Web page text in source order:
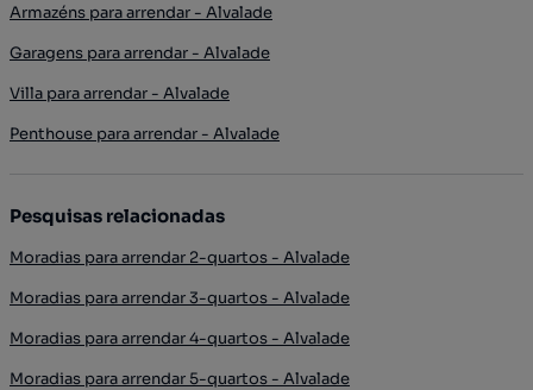
Armazéns para arrendar - Alvalade
Garagens para arrendar - Alvalade
Villa para arrendar - Alvalade
Penthouse para arrendar - Alvalade
Pesquisas relacionadas
Moradias para arrendar 2-quartos - Alvalade
Moradias para arrendar 3-quartos - Alvalade
Moradias para arrendar 4-quartos - Alvalade
Moradias para arrendar 5-quartos - Alvalade